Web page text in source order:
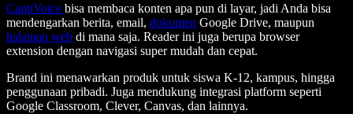
CaptiVoice bisa membaca konten apa pun di layar, jadi Anda bisa
mendengarkan berita, email, dokumen Google Drive, maupun
halaman web di mana saja. Reader ini juga berupa browser
extension dengan navigasi super mudah dan cepat.
Brand ini menawarkan produk untuk siswa K-12, kampus, hingga
penggunaan pribadi. Juga mendukung integrasi platform seperti
Google Classroom, Clever, Canvas, dan lainnya.